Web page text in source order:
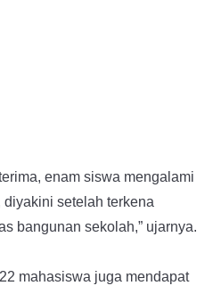
enam siswa mengalami
diyakini setelah terkena
bangunan sekolah,” ujarnya.
mahasiswa juga mendapat